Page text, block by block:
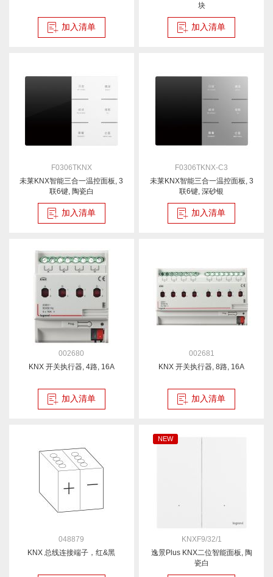
加入清单
块
加入清单
F0306TKNX
未莱KNX智能三合一温控面板, 3
联6键, 陶瓷白
加入清单
F0306TKNX-C3
未莱KNX智能三合一温控面板, 3
联6键, 深砂银
加入清单
002680
KNX 开关执行器, 4路, 16A
加入清单
002681
KNX 开关执行器, 8路, 16A
加入清单
048879
KNX 总线连接端子，红&黑
NEW
KNXF9/32/1
逸景Plus KNX二位智能面板, 陶
瓷白